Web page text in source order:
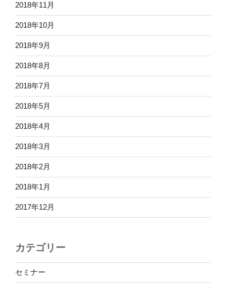
2018年11月
2018年10月
2018年9月
2018年8月
2018年7月
2018年5月
2018年4月
2018年3月
2018年2月
2018年1月
2017年12月
カテゴリー
セミナー